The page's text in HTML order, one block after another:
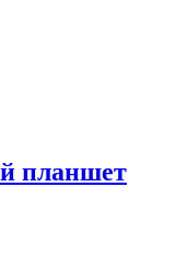
планшет